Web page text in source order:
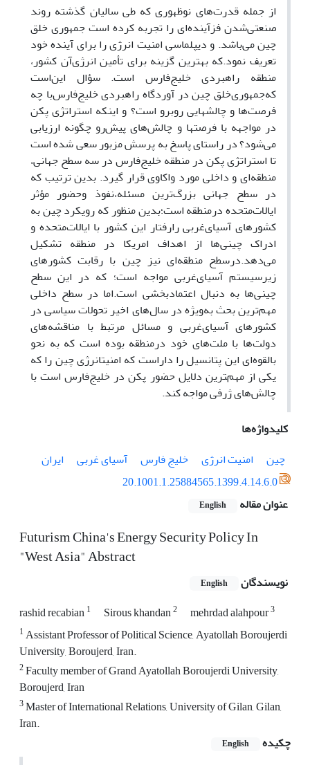
از جمله قدرت‌های نوظهوری که طی سالیان گذشته روند
صنعتی‌شدن فزآینده‌ای را تجربه کرده است جمهوری خلق
چین می‌باشد. و دیپلماسی امنیت انرژی را برای آینده خود
تعریف نمود.که بهترین گزینه برای تأمین انرژی‌آن کشور،
منطقه راهبردی خلیج‌فارس است. سؤال این‌است
که‌جمهوری‌خلق چین در آوردگاه راهبردی خلیج‌فارس‌با چه
فرصت‌ها و چالش‎هایی روبرو است؟ و اینکه استراتژی پکن
در مواجهه با فرصت‎ها و چالش‌های پیش‌رو چگونه ارزیابی
می‌شود؟ در راستای پاسخ به پرسش مزبور سعی شده است
تا استراتژی پکن در منطقه خلیج‌فارس در سه سطح جهانی،
منطقه‌ای و داخلی مورد واکاوی قرار گیرد. بدین ترتیب که
در سطح جهانی بزرگ‌ترین مسئله،نفوذ وحضور مؤثر
ایالات‌متحده درمنطقه است؛بدین منظور که رویکرد چین به
کشورهای آسیای‌غربی رارفتار این کشور با ایالات‌متحده و
ادراک چینی‌ها از اهداف امریکا در منطقه تشکیل
می‌دهد.درسطح منطقه‌ای نیز چین با رقابت کشورهای
زیرسیستم آسیای‌غربی مواجه است؛ که در این سطح
چینی‌ها به دنبال اعتمادبخشی است.اما در سطح داخلی
مهم‌ترین بحث به‌ویژه در سال‌های اخیر تحولات سیاسی در
کشورهای آسیای‌غربی و مسائل مرتبط با مناقشه‌های
دولت‌ها با ملت‌های خود درمنطقه بوده است که به نحو
بالقوه‌ای این پتانسیل را داراست که امنیت‎انرژی چین را که
یکی از مهم‌‍ترین دلایل حضور پکن در خلیج‌فارس است با
چالش‌های ژرفی مواجه کند.
کلیدواژه‌ها
چین
امنیت انرژی خلیج فارس آسیای غربی
ایران
20.1001.1.25884565.1399.4.14.6.0
عنوان مقاله
English
Futurism China's Energy Security Policy In
"West Asia" Abstract
نویسندگان English
rashid recabian1 Sirous khandan2 mehrdad alahpour3
1Assistant Professor of Political Science, Ayatollah Boroujerdi
University, Boroujerd, Iran.
2Faculty member of Grand Ayatollah Boroujerdi University,
Boroujerd, Iran
3Master of International Relations, University of Gilan, Gilan,
Iran.
چکیده
English